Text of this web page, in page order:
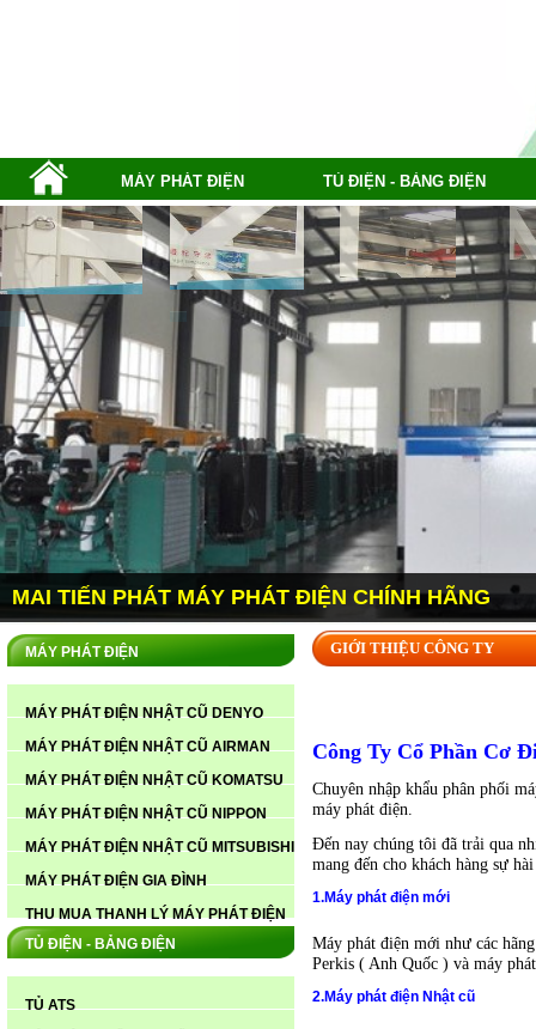
MÁY PHÁT ĐIỆN TỦ ĐIỆN - BẢNG ĐIỆN
MÁY PHÁT ĐIỆN
MÁY PHÁT ĐIỆN NHẬT CŨ DENYO
MÁY PHÁT ĐIỆN NHẬT CŨ AIRMAN
MÁY PHÁT ĐIỆN NHẬT CŨ KOMATSU
MÁY PHÁT ĐIỆN NHẬT CŨ NIPPON
MÁY PHÁT ĐIỆN NHẬT CŨ MITSUBISHI
MÁY PHÁT ĐIỆN GIA ĐÌNH
THU MUA THANH LÝ MÁY PHÁT ĐIỆN
TỦ ĐIỆN - BẢNG ĐIỆN
TỦ ATS
350KVA CÁT BÀ HẢI PHÒNG
GIỚI THIỆU CÔNG TY
Công Ty Cổ Phần Cơ
Chuyên nhập khẩu phân phối
máy phát điện.
Đến nay chúng tôi đã trải qua
mang đến cho khách hàng sự
1.Máy phát điện mới
Máy phát điện mới như các
Perkis ( Anh Quốc ) và máy
2.Máy phát điện Nhật cũ